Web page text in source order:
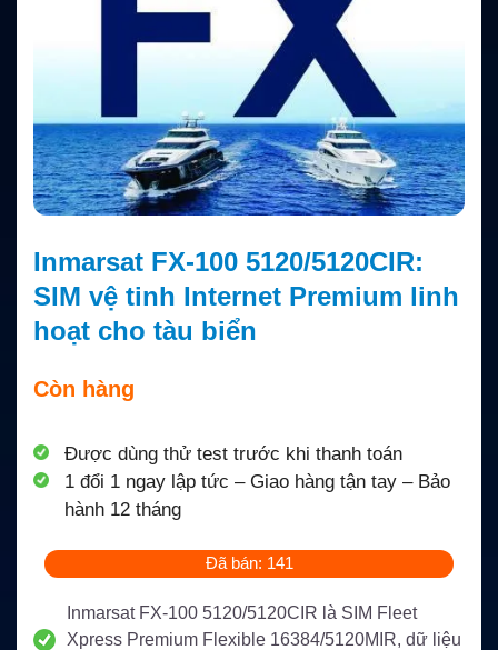
Inmarsat FX-100 5120/5120CIR:
SIM vệ tinh Internet Premium linh
hoạt cho tàu biển
Còn hàng
Được dùng thử test trước khi thanh toán
1 đổi 1 ngay lập tức – Giao hàng tận tay – Bảo
hành 12 tháng
Đã bán: 141
Inmarsat FX-100 5120/5120CIR là SIM Fleet
Xpress Premium Flexible 16384/5120MIR, dữ liệu